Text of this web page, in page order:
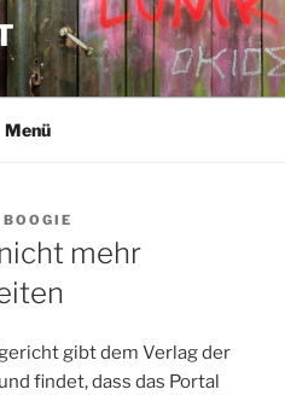
Menü
BOOGIE
mehr
gibt dem Verlag der
findet, dass das Portal